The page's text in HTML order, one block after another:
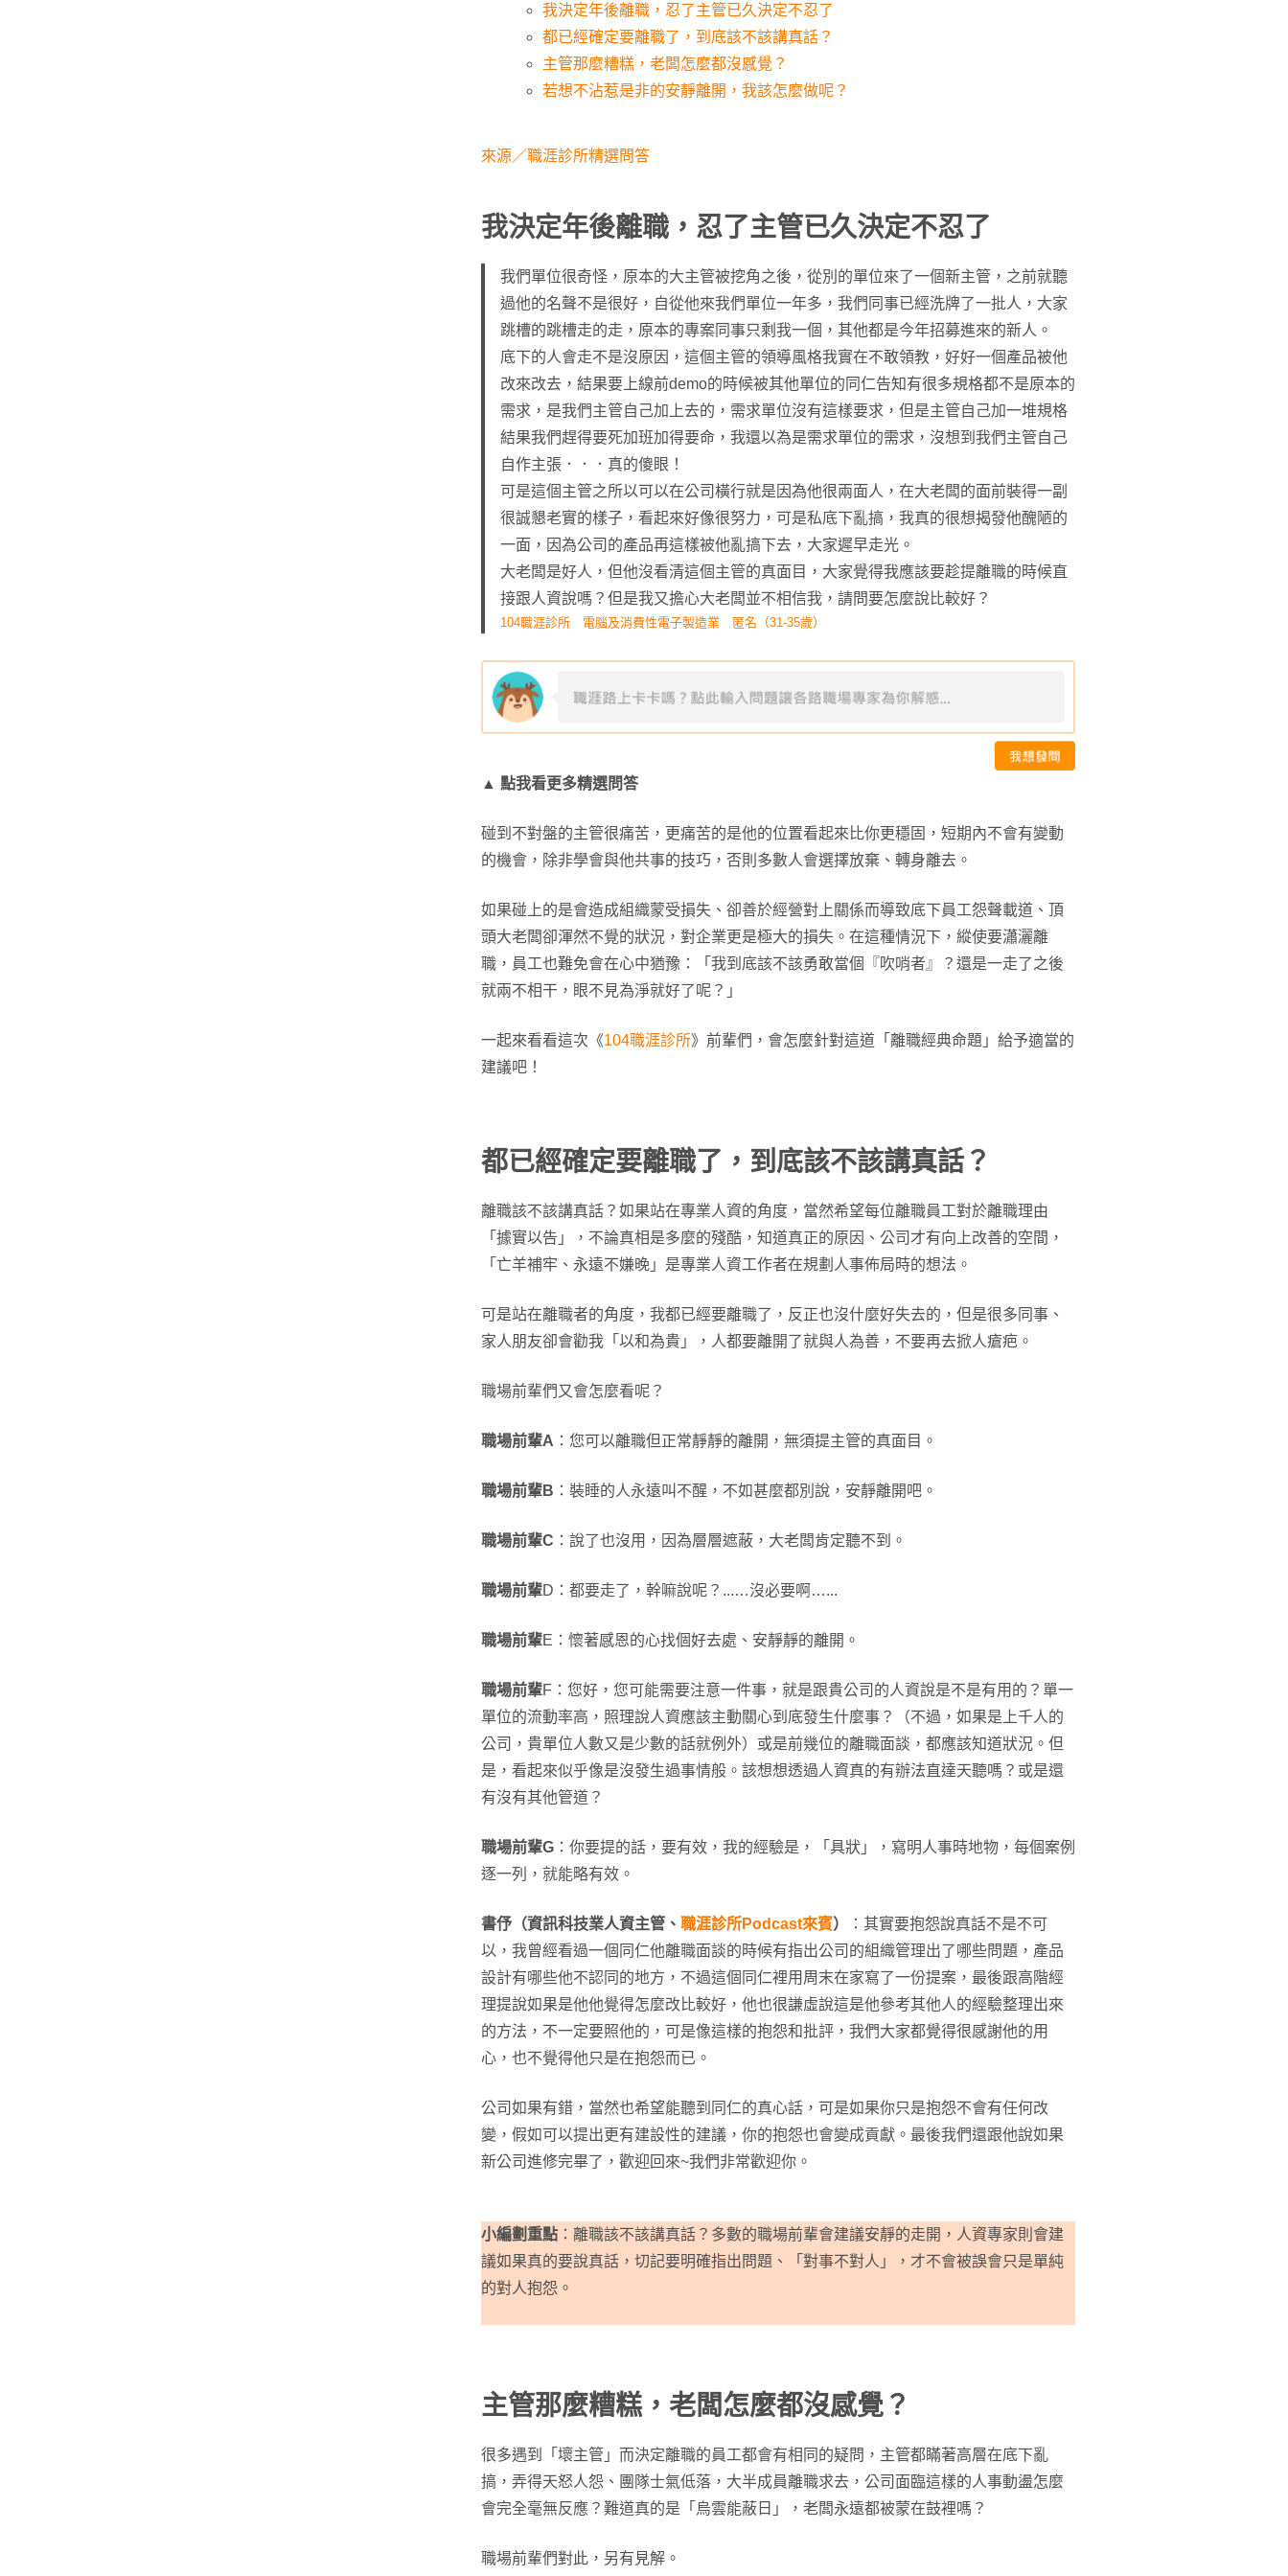
我決定年後離職，忍了主管已久決定不忍了
都已經確定要離職了，到底該不該講真話？
主管那麼糟糕，老闆怎麼都沒感覺？
若想不沾惹是非的安靜離開，我該怎麼做呢？
來源／職涯診所精選問答
我決定年後離職，忍了主管已久決定不忍了
我們單位很奇怪，原本的大主管被挖角之後，從別的單位來了一個新主管，之前就聽
過他的名聲不是很好，自從他來我們單位一年多，我們同事已經洗牌了一批人，大家
跳槽的跳槽走的走，原本的專案同事只剩我一個，其他都是今年招募進來的新人。
底下的人會走不是沒原因，這個主管的領導風格我實在不敢領教，好好一個產品被他
改來改去，結果要上線前demo的時候被其他單位的同仁告知有很多規格都不是原本的
需求，是我們主管自己加上去的，需求單位沒有這樣要求，但是主管自己加一堆規格
結果我們趕得要死加班加得要命，我還以為是需求單位的需求，沒想到我們主管自己
自作主張．．．真的傻眼！
可是這個主管之所以可以在公司橫行就是因為他很兩面人，在大老闆的面前裝得一副
很誠懇老實的樣子，看起來好像很努力，可是私底下亂搞，我真的很想揭發他醜陋的
一面，因為公司的產品再這樣被他亂搞下去，大家遲早走光。
大老闆是好人，但他沒看清這個主管的真面目，大家覺得我應該要趁提離職的時候直
接跟人資說嗎？但是我又擔心大老闆並不相信我，請問要怎麼說比較好？
104職涯診所 電腦及消費性電子製造業 匿名（31-35歲）
▲ 點我看更多精選問答
碰到不對盤的主管很痛苦，更痛苦的是他的位置看起來比你更穩固，短期內不會有變動
的機會，除非學會與他共事的技巧，否則多數人會選擇放棄、轉身離去。
如果碰上的是會造成組織蒙受損失、卻善於經營對上關係而導致底下員工怨聲載道、頂
頭大老闆卻渾然不覺的狀況，對企業更是極大的損失。在這種情況下，縱使要瀟灑離
職，員工也難免會在心中猶豫：「我到底該不該勇敢當個『吹哨者』？還是一走了之後
就兩不相干，眼不見為淨就好了呢？」
一起來看看這次《104職涯診所》前輩們，會怎麼針對這道「離職經典命題」給予適當的
建議吧！
都已經確定要離職了，到底該不該講真話？
離職該不該講真話？如果站在專業人資的角度，當然希望每位離職員工對於離職理由
「據實以告」，不論真相是多麼的殘酷，知道真正的原因、公司才有向上改善的空間，
「亡羊補牢、永遠不嫌晚」是專業人資工作者在規劃人事佈局時的想法。
可是站在離職者的角度，我都已經要離職了，反正也沒什麼好失去的，但是很多同事、
家人朋友卻會勸我「以和為貴」，人都要離開了就與人為善，不要再去掀人瘡疤。
職場前輩們又會怎麼看呢？
職場前輩A ：您可以離職但正常靜靜的離開，無須提主管的真面目。
職場前輩B ：裝睡的人永遠叫不醒，不如甚麼都別說，安靜離開吧。
職場前輩C ：說了也沒用，因為層層遮蔽，大老闆肯定聽不到。
職場前輩D：都要走了，幹嘛說呢？...…沒必要啊…...
職場前輩E：懷著感恩的心找個好去處、安靜靜的離開。
職場前輩F：您好，您可能需要注意一件事，就是跟貴公司的人資說是不是有用的？單一
單位的流動率高，照理說人資應該主動關心到底發生什麼事？（不過，如果是上千人的
公司，貴單位人數又是少數的話就例外）或是前幾位的離職面談，都應該知道狀況。但
是，看起來似乎像是沒發生過事情般。該想想透過人資真的有辦法直達天聽嗎？或是還
有沒有其他管道？
職場前輩G ：你要提的話，要有效，我的經驗是，「具狀」，寫明人事時地物，每個案例
逐一列，就能略有效。
書伃（資訊科技業人資主管 、 職涯診所Podcast來賓）
：其實要抱怨說真話不是不可
以，我曾經看過一個同仁他離職面談的時候有指出公司的組織管理出了哪些問題，產品
設計有哪些他不認同的地方，不過這個同仁裡用周末在家寫了一份提案，最後跟高階經
理提說如果是他他覺得怎麼改比較好，他也很謙虛說這是他參考其他人的經驗整理出來
的方法，不一定要照他的，可是像這樣的抱怨和批評，我們大家都覺得很感謝他的用
心，也不覺得他只是在抱怨而已。
公司如果有錯，當然也希望能聽到同仁的真心話，可是如果你只是抱怨不會有任何改
變，假如可以提出更有建設性的建議，你的抱怨也會變成貢獻。最後我們還跟他說如果
新公司進修完畢了，歡迎回來~我們非常歡迎你。
小編劃重點 ：離職該不該講真話？多數的職場前輩會建議安靜的走開，人資專家則會建
議如果真的要說真話，切記要明確指出問題、「對事不對人」，才不會被誤會只是單純
的對人抱怨。
主管那麼糟糕，老闆怎麼都沒感覺？
很多遇到「壞主管」而決定離職的員工都會有相同的疑問，主管都瞞著高層在底下亂
搞，弄得天怒人怨、團隊士氣低落，大半成員離職求去，公司面臨這樣的人事動盪怎麼
會完全毫無反應？難道真的是「烏雲能蔽日」，老闆永遠都被蒙在鼓裡嗎？
職場前輩們對此，另有見解。